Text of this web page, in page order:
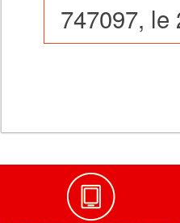
747097, le